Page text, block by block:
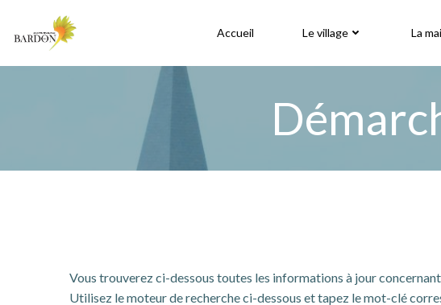
contenu
Accueil Le village La
Vous trouverez ci-dessous toutes les informations à jour
Utilisez le moteur de recherche ci-dessous et tapez le mot-clé